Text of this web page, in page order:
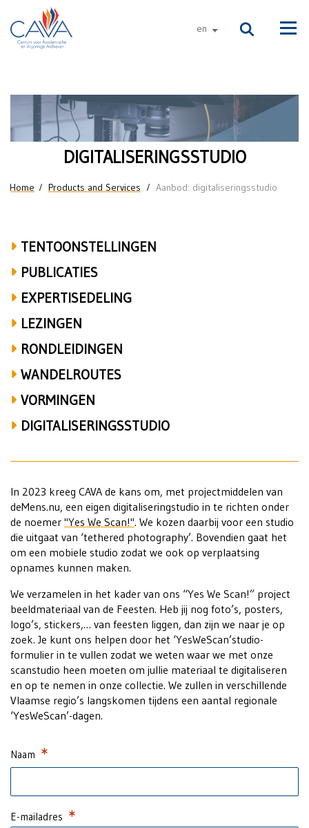
Skip to main content
en other languages
Aanbod:
digitaliseringsstudio
DIGITALISERINGSSTUDIO
You are here
Home Products and Services Aanbod: digitaliseringsstudio
TENTOONSTELLINGEN
PUBLICATIES
EXPERTISEDELING
LEZINGEN
RONDLEIDINGEN
WANDELROUTES
VORMINGEN
DIGITALISERINGSSTUDIO
In 2023 kreeg CAVA de kans om, met projectmiddelen van
deMens.nu, een eigen digitaliseringstudio in te richten onder
de noemer "Yes We Scan!". We kozen daarbij voor een studio
die uitgaat van ‘tethered photography’. Bovendien gaat het
om een mobiele studio zodat we ook op verplaatsing
opnames kunnen maken.
We verzamelen in het kader van ons “Yes We Scan!” project
beeldmateriaal van de Feesten. Heb jij nog foto’s, posters,
logo’s, stickers,… van feesten liggen, dan zijn we naar je op
zoek. Je kunt ons helpen door het ‘YesWeScan’studio-
formulier in te vullen zodat we weten waar we met onze
scanstudio heen moeten om jullie materiaal te digitaliseren
en op te nemen in onze collectie. We zullen in verschillende
Vlaamse regio’s langskomen tijdens een aantal regionale
‘YesWeScan’-dagen.
Naam
E-mailadres